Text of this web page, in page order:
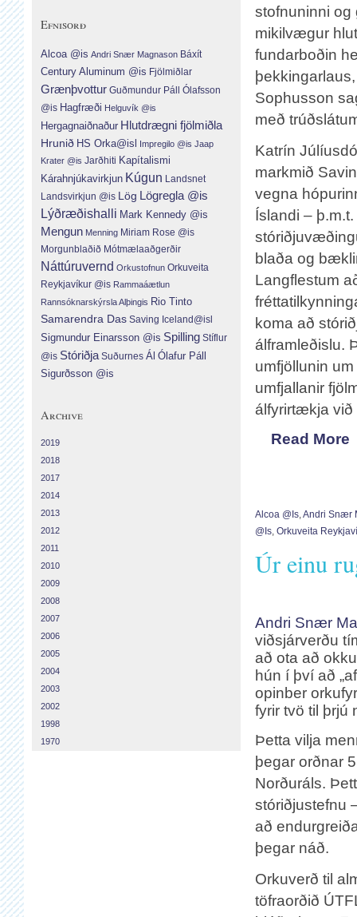
stofnuninni
mikilvægur
fundarboðin
Sophusson
með
Katrín
markmið
vegna
Íslandi –
blaða og
Langflestum
koma að
álframleðislu.
umfjöllunin
umfjallanir
álfyrirtækja við
Read More
Alcoa @is,Andri Snær
@is, Orkuveita
Úr einu
Andri Snær
viðsjárverðu
að ota að
hún í því að
opinber
fyrir tvö til þrjú
Þetta vilja
þegar orðnar
Norðuráls.
stóriðjustefnu
að
þegar náð.
Orkuverð til
töfraorðið
Efnisorð
Alcoa @is Andri Snær Magnason Báxít
Century Aluminum @is Fjölmiðlar
Grænþvottur Guðmundur Páll Ólafsson
@is Hagfræði Helguvík @is
Hergagnaiðnaður Hlutdrægni fjölmiðla
Hrunið HS Orka@isl Impregilo @is Jaap
Krater @is Jarðhiti Kapítalismi
Kárahnjúkavirkjun Kúgun Landsnet
Landsvirkjun @is Lög Lögregla @is
Lýðræðishalli Mark Kennedy @is
Mengun Menning Miriam Rose @is
Morgunblaðið Mótmælaaðgerðir
Náttúruvernd Orkustofnun Orkuveita
Reykjavíkur @is Rammaáætlun
Rannsóknarskýrsla Alþingis Rio Tinto
Samarendra Das Saving Iceland@isl
Sigmundur Einarsson @is Spilling Stíflur
@is Stóriðja Suðurnes Ál Ólafur Páll
Sigurðsson @is
Archive
2019
2018
2017
2014
2013
2012
2011
2010
2009
2008
2007
2006
2005
2004
2003
2002
1998
1970